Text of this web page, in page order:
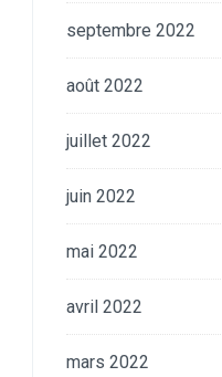
septembre 2022
août 2022
juillet 2022
juin 2022
mai 2022
avril 2022
mars 2022